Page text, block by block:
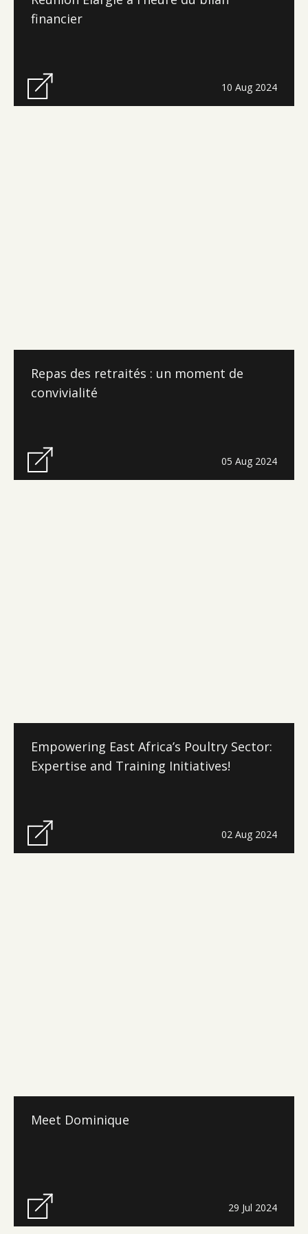
financier
10 Aug 2024
Repas des retraités : un moment de
convivialité
05 Aug 2024
Empowering East Africa’s Poultry Sector:
Expertise and Training Initiatives!
02 Aug 2024
Meet Dominique
29 Jul 2024